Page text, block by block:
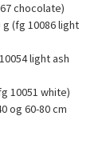
chocolate)
g (fg 10086 light
light ash
10051 white)
og 60-80 cm